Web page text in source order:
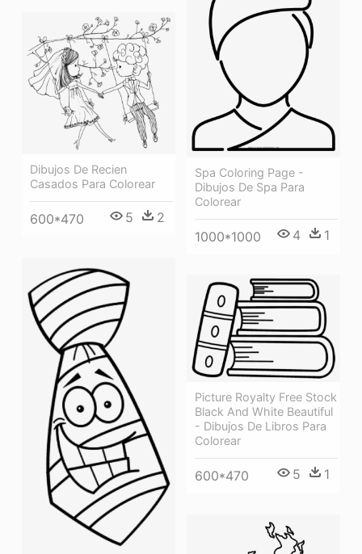
Spa Coloring Page -
Dibujos De Spa Para
Colorear
1000*1000 4 1
Dibujos De Recien
Casados Para Colorear
600*470 5 2
Picture Royalty Free Stock
Black And White Beautiful
- Dibujos De Libros Para
Colorear
600*470 5 1